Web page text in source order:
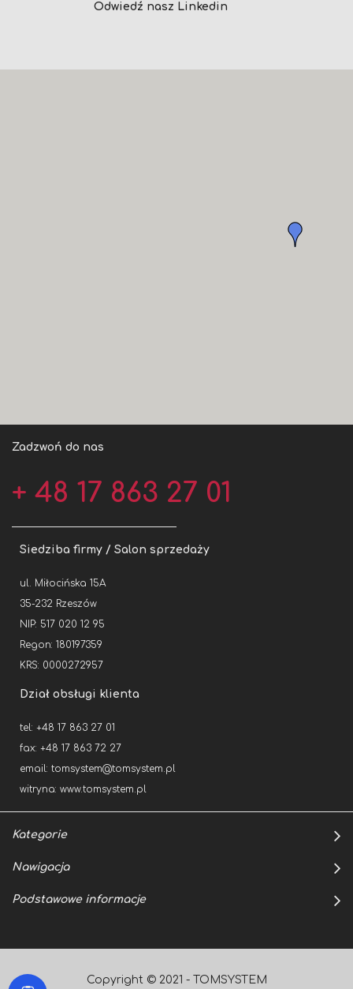
Odwiedź nasz Linkedin
Zadzwoń do nas
+ 48 17 863 27 01
Siedziba firmy / Salon sprzedaży
ul. Miłocińska 15A
35-232 Rzeszów
NIP: 517 020 12 95
Regon: 180197359
KRS: 0000272957
Dział obsługi klienta
tel: +48 17 863 27 01
fax: +48 17 863 72 27
email: tomsystem@tomsystem.pl
witryna: www.tomsystem.pl
Kategorie
Nawigacja
Podstawowe informacje
Copyright © 2021 - TOMSYSTEM